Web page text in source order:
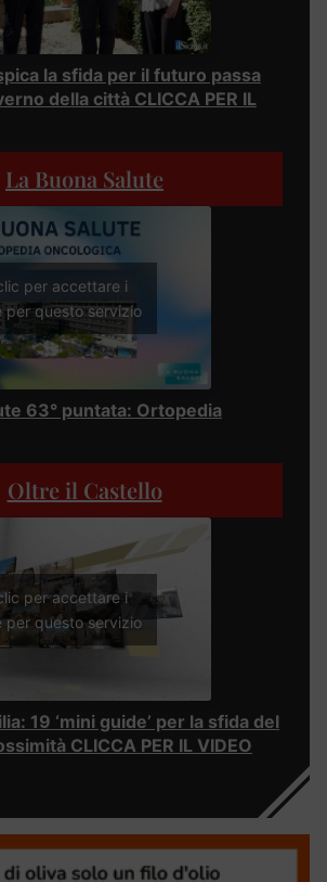
la sfida per il futuro passa
della città CLICCA PER IL
La Buona Salute
per accettare i
per questo servizio
63° puntata: Ortopedia
Oltre il Castello
per accettare i
per questo servizio
19 ‘mini guide’ per la sfida del
CLICCA PER IL VIDEO